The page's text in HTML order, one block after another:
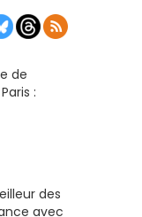
de
:
des
avec